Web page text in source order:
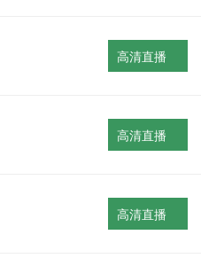
高清直播
高清直播
高清直播